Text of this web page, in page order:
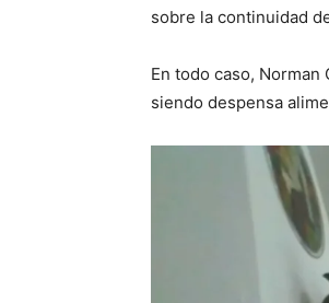
sobre la continuidad
En todo caso,
siendo despensa